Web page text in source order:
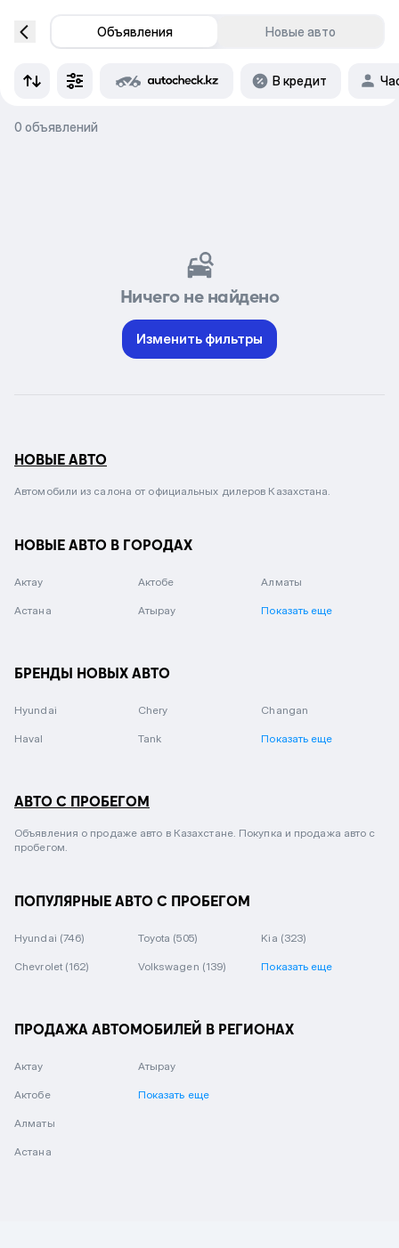
Объявления Новые авто
В кредит
0 объявлений
Ничего не найдено
Изменить фильтры
НОВЫЕ АВТО
Автомобили из салона от официальных дилеров Казахстана.
НОВЫЕ АВТО В ГОРОДАХ
Актау Актобе Алматы
Астана Атырау Показать еще
БРЕНДЫ НОВЫХ АВТО
Hyundai Chery Changan
Haval Tank Показать еще
АВТО С ПРОБЕГОМ
Объявления о продаже авто в Казахстане. Покупка и продажа авто с
пробегом.
ПОПУЛЯРНЫЕ АВТО С ПРОБЕГОМ
Hyundai (746) Toyota (505) Kia (323)
Chevrolet (162) Volkswagen (139) Показать еще
ПРОДАЖА АВТОМОБИЛЕЙ В РЕГИОНАХ
Актау
Актобе
Алматы
Астана
Атырау
Показать еще